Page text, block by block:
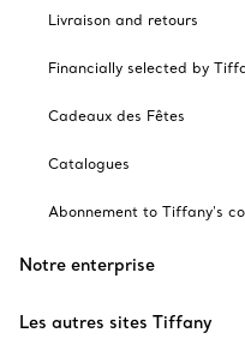
Livraison and retours
Financially selected by
Cadeaux des Fêtes
Catalogues
Abonnement to Tiffany's
Notre enterprise
Les autres sites Tiffany